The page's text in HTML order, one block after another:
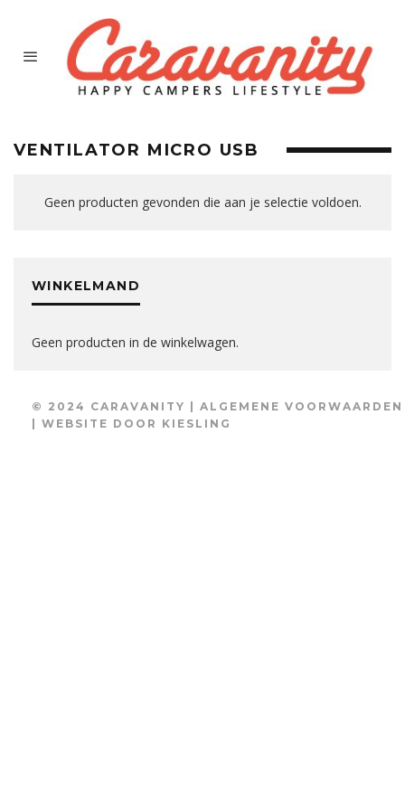
VENTILATOR MICRO USB
Geen producten gevonden die aan je selectie voldoen.
WINKELMAND
Geen producten in de winkelwagen.
© 2024 CARAVANITY | ALGEMENE VOORWAARDEN
| WEBSITE DOOR KIESLING